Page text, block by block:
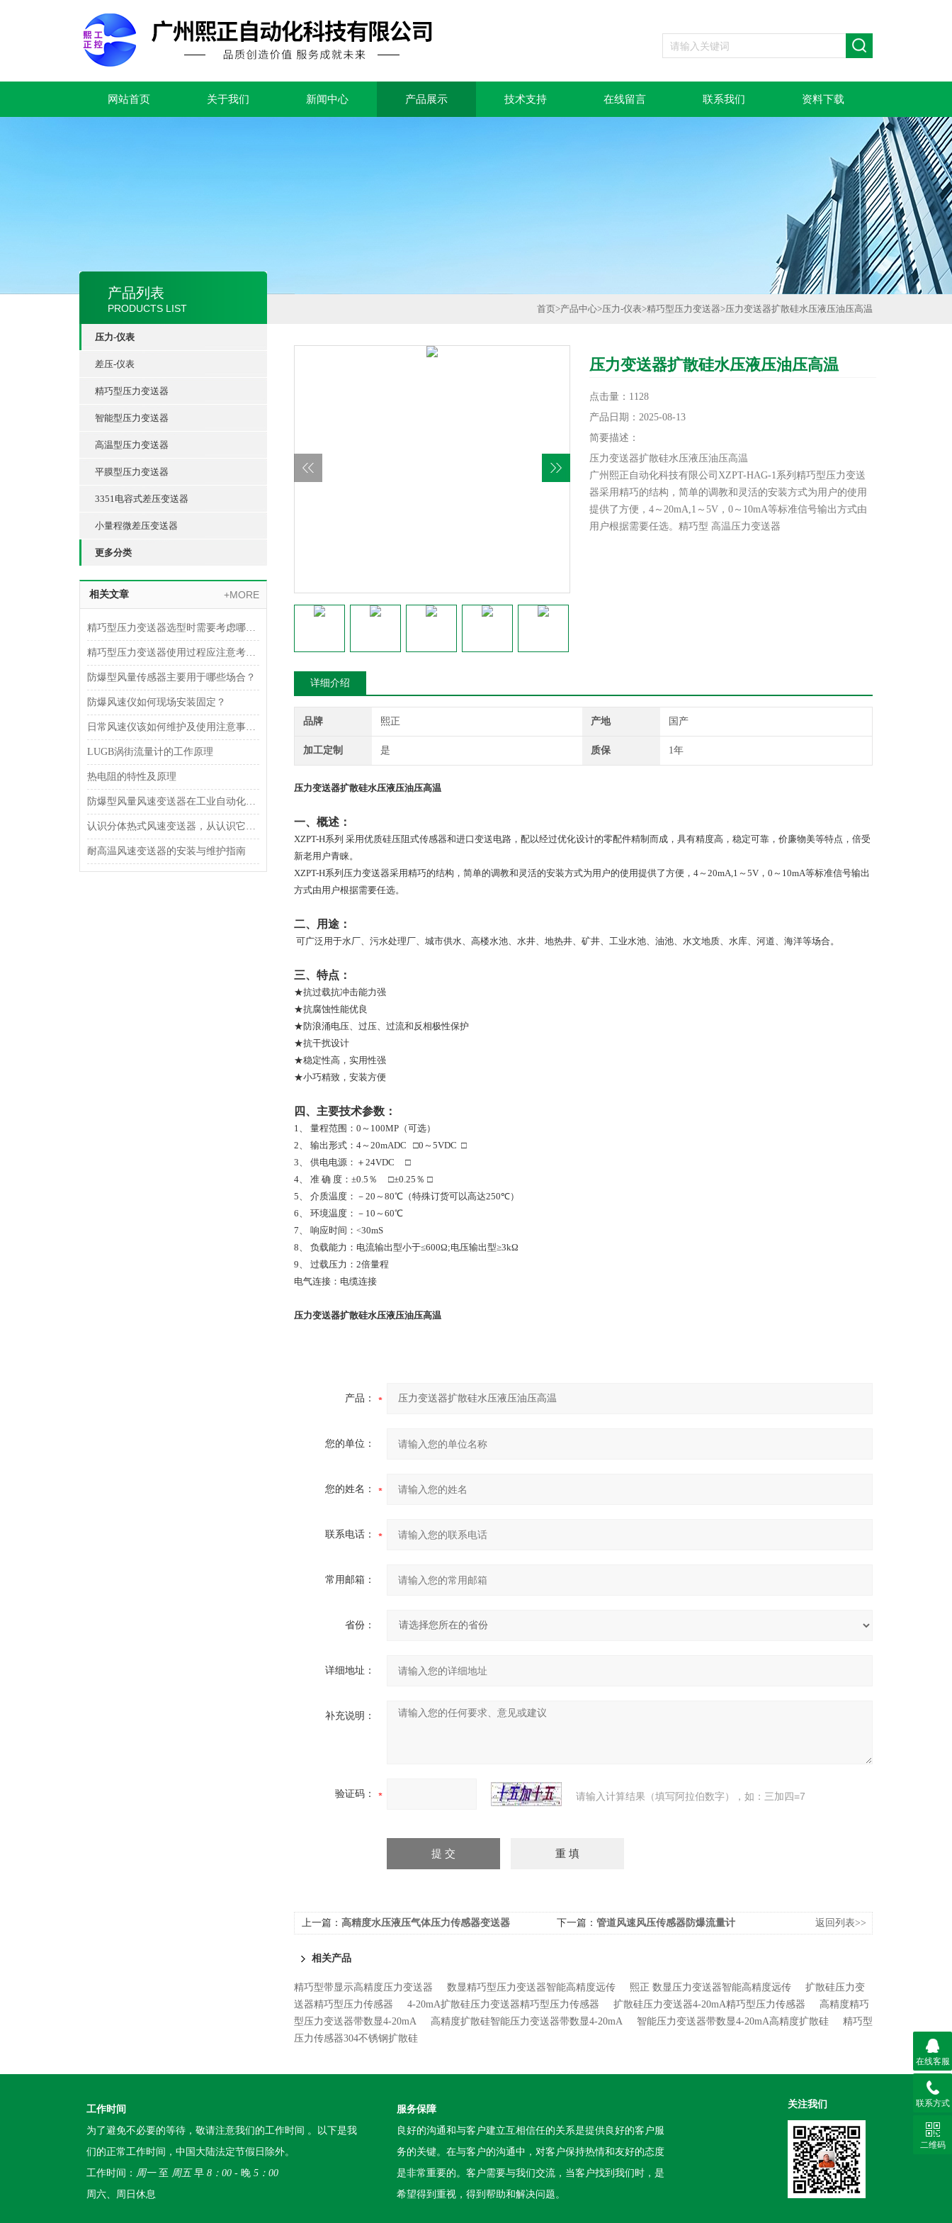
网站首页 关于我们 新闻中心 产品展示 技术支持 在线留言 联系我们 资料下载
产品列表
PRODUCTS LIST
压力-仪表
差压-仪表
精巧型压力变送器
智能型压力变送器
高温型压力变送器
平膜型压力变送器
3351电容式差压变送器
小量程微差压变送器
更多分类
相关文章 +MORE
精巧型压力变送器选型时需要考虑哪些因素？
精巧型压力变送器使用过程应注意考虑什么？
防爆型风量传感器主要用于哪些场合？
防爆风速仪如何现场安装固定？
日常风速仪该如何维护及使用注意事项是什么呢？
LUGB涡街流量计的工作原理
热电阻的特性及原理
防爆型风量风速变送器在工业自动化中的应用领域
认识分体热式风速变送器，从认识它的功能特点开始
耐高温风速变送器的安装与维护指南
首页>产品中心>压力-仪表>精巧型压力变送器>压力变送器扩散硅水压液压油压高温
压力变送器扩散硅水压液压油压高温
点击量：1128
产品日期：2025-08-13
简要描述：
压力变送器扩散硅水压液压油压高温
广州熙正自动化科技有限公司XZPT-HAG-1系列精巧型压力变送
器采用精巧的结构，简单的调教和灵活的安装方式为用户的使用
提供了方便，4～20mA,1～5V，0～10mA等标准信号输出方式由
用户根据需要任选。精巧型 高温压力变送器
详细介绍
品牌 熙正 产地 国产
加工定制 是 质保 1年
压力变送器扩散硅水压液压油压高温
一、概述：
XZPT-H系列 采用优质硅压阻式传感器和进口变送电路，配以经过优化设计的零配件精制而成，具有精度高 ，稳定可靠，价廉物美等特点，倍受
新老用户青睐。
XZPT-H系列压力变送器采用精巧的结构，简单的调教和灵活的安装方式为用户的使用提供了方便，4～20mA,1～5V，0～10mA等标准信号输出
方式由用户根据需要任选。
二、用途：
可广泛用于水厂、污水处理厂、城市供水、高楼水池、水井、地热井、矿井、工业水池、油池、水文地质、水库、河道、海洋等场合。
三、特点：
★抗过载抗冲击能力强
★抗腐蚀性能优良
★防浪涌电压、过压、过流和反相极性保护
★抗干扰设计
★稳定性高，实用性强
★小巧精致，安装方便
四、主要技术参数：
1、 量程范围：0～100MP（可选）
2、 输出形式：4～20mADC □0～5VDC □
3、 供电电源：＋24VDC □
4、 准 确 度：±0.5％ □±0.25％ □
5、 介质温度：－20～80℃（特殊订货可以高达250℃）
6、 环境温度：－10～60℃
7、 响应时间： <30mS
8、 负载能力： 电流输出型小于≤600Ω;电压输出型≥3kΩ
9、 过载压力：2倍量程
电气连接：电缆连接
压力变送器扩散硅水压液压油压高温
产品：
您的单位：
您的姓名：
联系电话：
常用邮箱：
省份：
详细地址：
补充说明：
验证码： 请输入计算结果（填写阿拉伯数字），如：三加四=7
上一篇： 高精度水压液压气体压力传感器变送器 下一篇： 管道风速风压传感器防爆流量计 返回列表>>
相关产品
精巧型带显示高精度压力变送器 数显精巧型压力变送器智能高精度远传 熙正 数显压力变送器智能高精度远传
扩散硅压力变
送器精巧型压力传感器
4-20mA扩散硅压力变送器精巧型压力传感器 扩散硅压力变送器4-20mA精巧型压力传感器
高精度精巧
型压力变送器带数显4-20mA
高精度扩散硅智能压力变送器带数显4-20mA 智能压力变送器带数显4-20mA高精度扩散硅
精巧型
压力传感器304不锈钢扩散硅
工作时间
为了避免不必要的等待，敬请注意我们的工作时间 。以下是我
们的正常工作时间，中国大陆法定节假日除外。
工作时间： 周一至 周五早 8：00 - 晚 5：00
周六、周日休息
服务保障
良好的沟通和与客户建立互相信任的关系是提供良好的客户服
务的关键。在与客户的沟通中，对客户保持热情和友好的态度
是非常重要的。客户需要与我们交流，当客户找到我们时，是
希望得到重视，得到帮助和解决问题。
关注我们
在线客服
联系方式
二维码